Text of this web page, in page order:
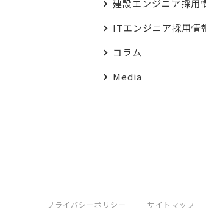
建設エンジニア採用
ITエンジニア採用情
コラム
Media
プライバシーポリシー サイトマップ